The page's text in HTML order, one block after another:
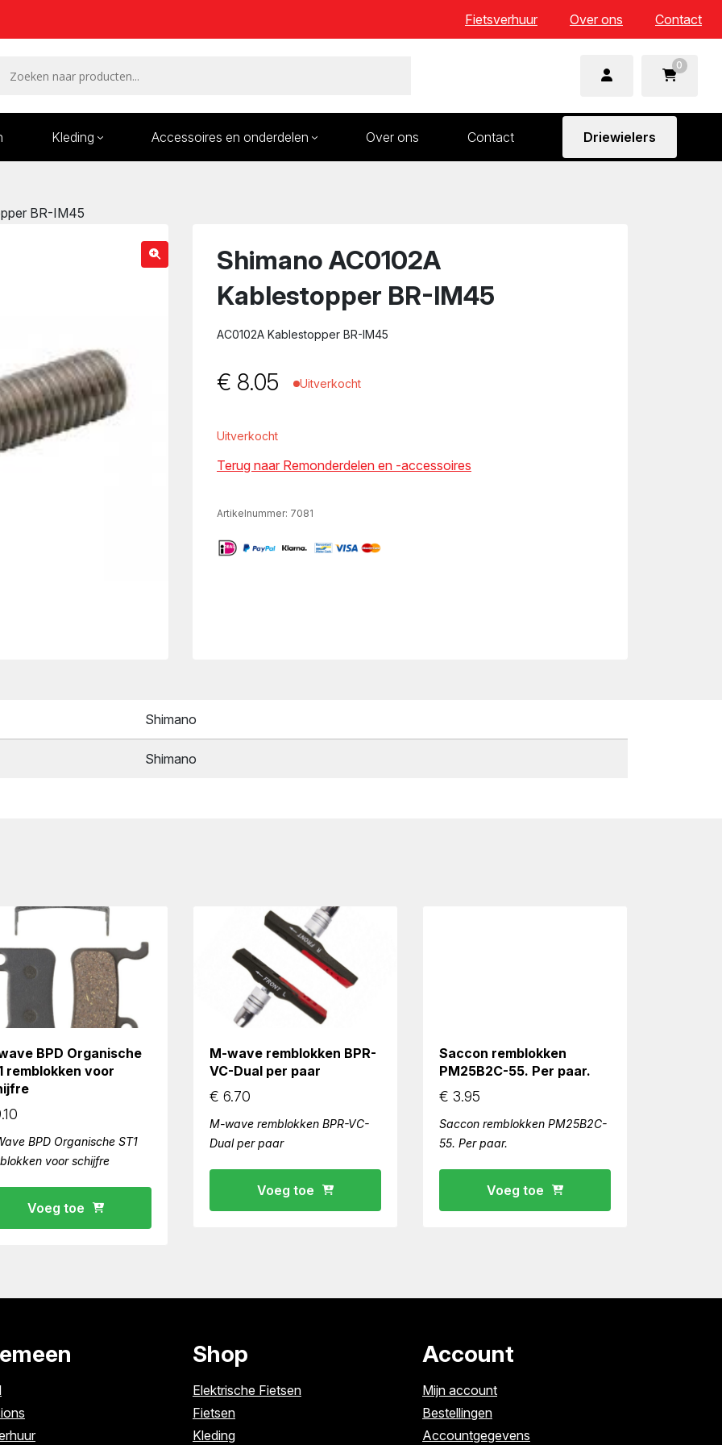
Fietsverhuur Over ons Contact
0
Kleding Accessoires en onderdelen Over ons Contact Driewielers
BR-IM45
Shimano AC0102A
Kablestopper BR-IM45
AC0102A Kablestopper BR-IM45
€ 8.05 Uitverkocht
Uitverkocht
Terug naar Remonderdelen en -accessoires
Artikelnummer: 7081
Shimano
Shimano
BPD Organische
remblokken voor
BPD Organische ST1
voor schijfre
Voeg toe
M-wave remblokken BPR-
VC-Dual per paar
€ 6.70
M-wave remblokken BPR-VC-
Dual per paar
Voeg toe
Saccon remblokken
PM25B2C-55. Per paar.
€ 3.95
Saccon remblokken PM25B2C-
55. Per paar.
Voeg toe
Shop
Elektrische Fietsen
Fietsen
Kleding
Account
Mijn account
Bestellingen
Accountgegevens